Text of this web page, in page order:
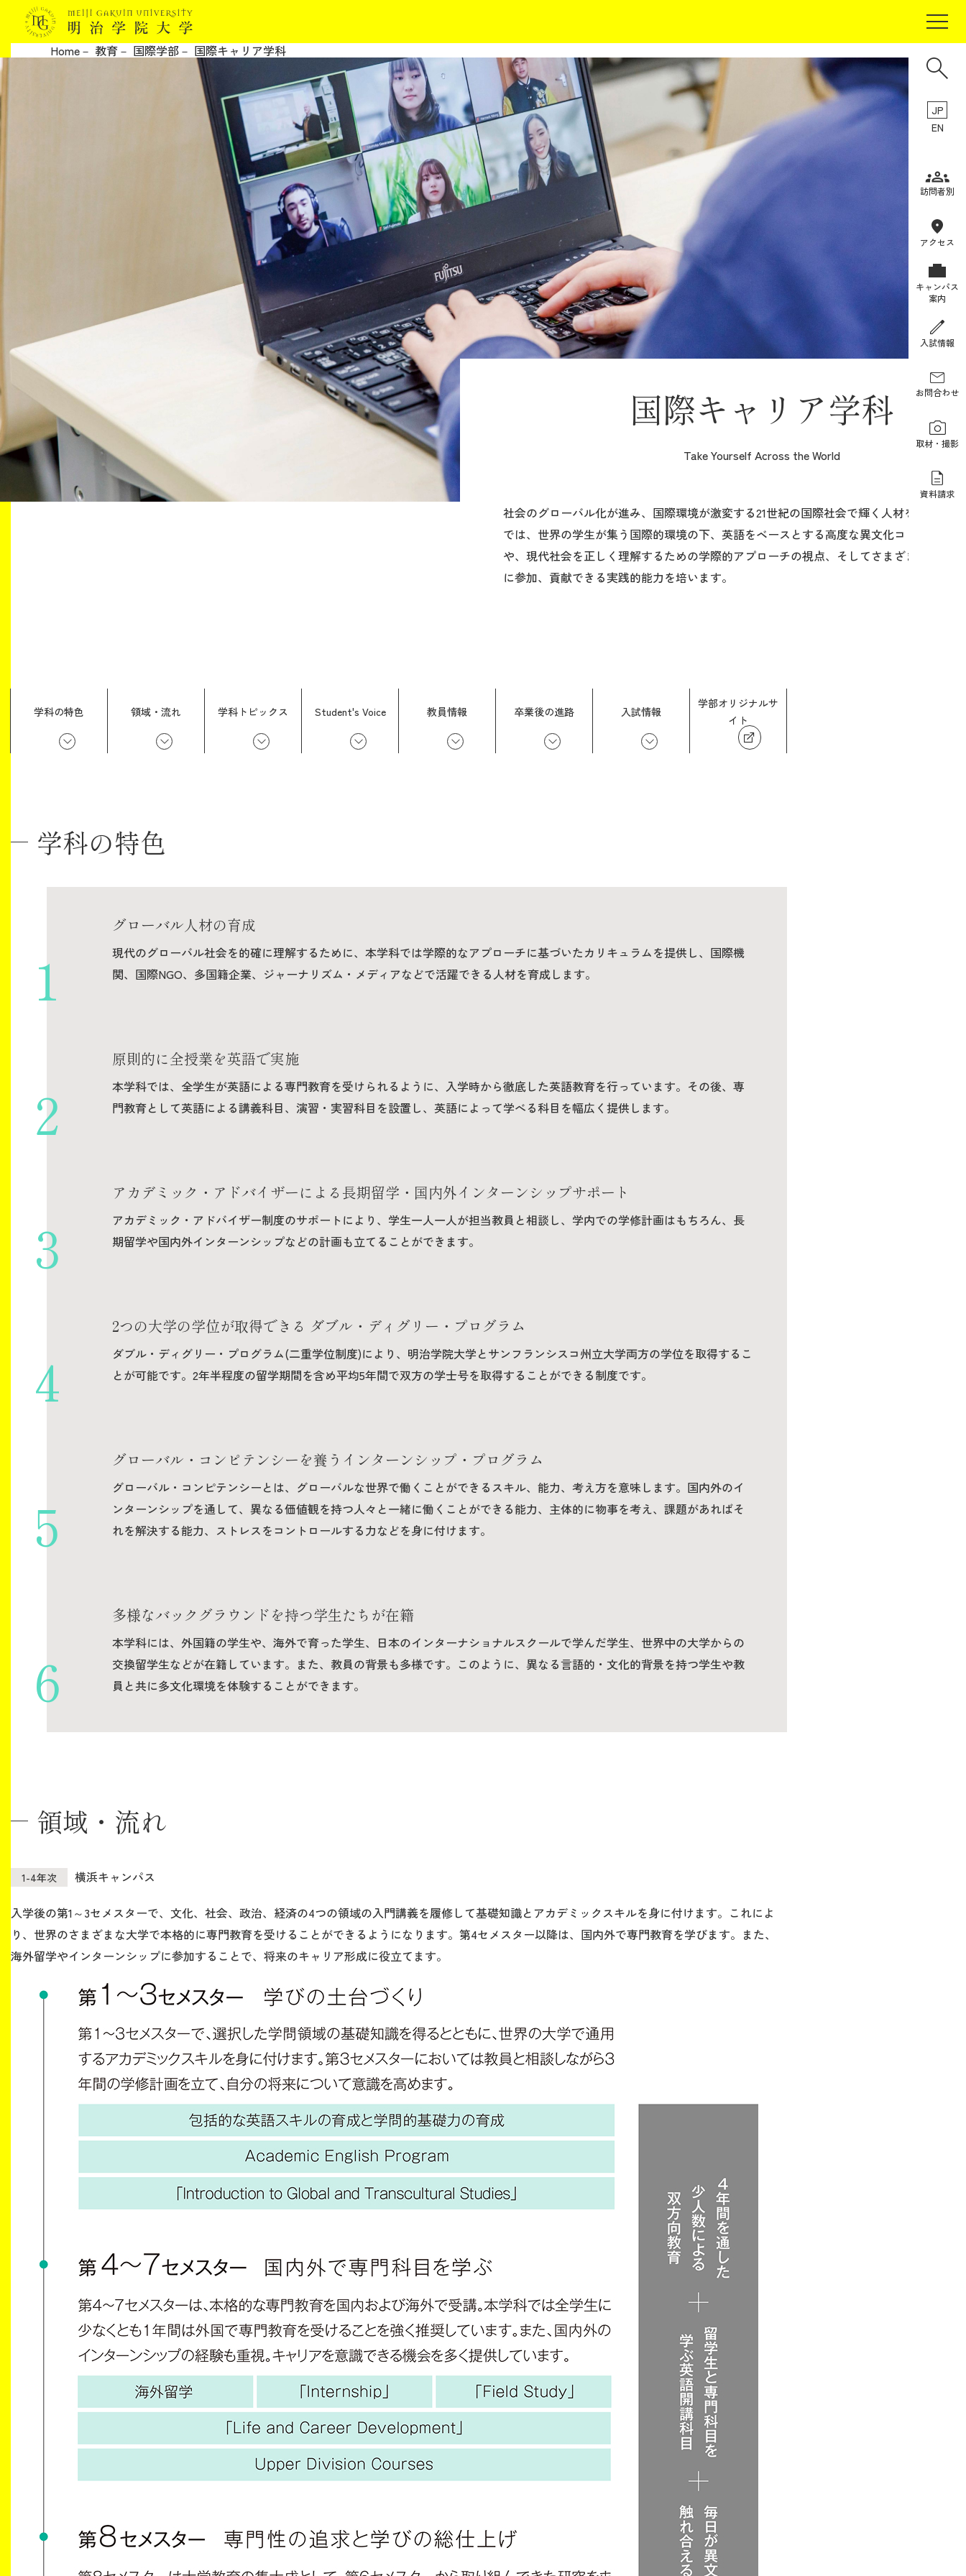
JP
EN
訪問者別
アクセス
キャンパス
案内
入試情報
お問合わせ
取材・撮影
資料請求
保証人の方
生涯学習・社会連携
入試情報サイト
Home 教育 国際学部 国際キャリア学科
国際キャリア学科
Take Yourself Across the World
社会のグローバル化が進み、国際環境が激変する21世紀の国際社会で輝く人材を育成しま
では、世界の学生が集う国際的環境の下、英語をベースとする高度な異文化コミュニケ
や、現代社会を正しく理解するための学際的アプローチの視点、そしてさまざまな問題
に参加、貢献できる実践的能力を培います。
学科の特色 領域・流れ 学科トピックス Student's Voice 教員情報 卒業後の進路 入試情報
学部オリジナルサ
イト
学科の特色
グローバル人材の育成
現代のグローバル社会を的確に理解するために、本学科では学際的なアプローチに基づいたカリキュラムを提供し、国際機
関、国際NGO、多国籍企業、ジャーナリズム・メディアなどで活躍できる人材を育成します。
原則的に全授業を英語で実施
本学科では、全学生が英語による専門教育を受けられるように、入学時から徹底した英語教育を行っています。その後、専
門教育として英語による講義科目、演習・実習科目を設置し、英語によって学べる科目を幅広く提供します。
アカデミック・アドバイザーによる長期留学・国内外インターンシップサポート
アカデミック・アドバイザー制度のサポートにより、学生一人一人が担当教員と相談し、学内での学修計画はもちろん、長
期留学や国内外インターンシップなどの計画も立てることができます。
2つの大学の学位が取得できる ダブル・ディグリー・プログラム
ダブル・ディグリー・プログラム(二重学位制度)により、明治学院大学とサンフランシスコ州立大学両方の学位を取得するこ
とが可能です。2年半程度の留学期間を含め平均5年間で双方の学士号を取得することができる制度です。
グローバル・コンピテンシーを養うインターンシップ・プログラム
グローバル・コンピテンシーとは、グローバルな世界で働くことができるスキル、能力、考え方を意味します。国内外のイ
ンターンシップを通して、異なる価値観を持つ人々と一緒に働くことができる能力、主体的に物事を考え、課題があればそ
れを解決する能力、ストレスをコントロールする力などを身に付けます。
多様なバックグラウンドを持つ学生たちが在籍
本学科には、外国籍の学生や、海外で育った学生、日本のインターナショナルスクールで学んだ学生、世界中の大学からの
交換留学生などが在籍しています。また、教員の背景も多様です。このように、異なる言語的・文化的背景を持つ学生や教
員と共に多文化環境を体験することができます。
領域・流れ
1-4年次 横浜キャンパス
入学後の第1～3セメスターで、文化、社会、政治、経済の4つの領域の入門講義を履修して基礎知識とアカデミックスキルを身に付けます。これによ
り、世界のさまざまな大学で本格的に専門教育を受けることができるようになります。第4セメスター以降は、国内外で専門教育を学びます。また、
海外留学やインターンシップに参加することで、将来のキャリア形成に役立てます。